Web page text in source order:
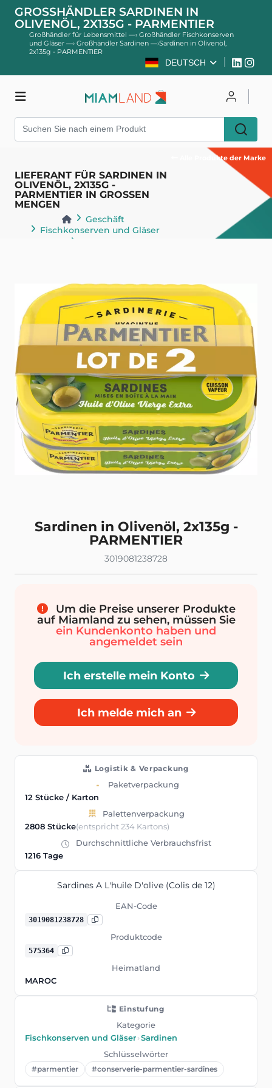
GROSSHÄNDLER SARDINEN IN O
LIVENÖL, 2X135G - PARMENTIER
Großhändler für Lebensmittel —› Großhändler Fischkonserven
und Gläser —› Großhändler Sardinen —›Sardinen in Olivenöl,
2x135g - PARMENTIER
DEUTSCH
LIEFERANT FÜR SARDINEN IN
OLIVENÖL, 2X135G -
PARMENTIER IN GROSSEN
MENGEN
Geschäft
Fischkonserven und Gläser
Alle Produkte der Marke
Sardinen in Olivenöl, 2x135g -
PARMENTIER
3019081238728
Um die Preise unserer Produkte
auf Miamland zu sehen, müssen Sie
ein Kundenkonto haben und
angemeldet sein
Ich erstelle mein Konto
Ich melde mich an
Logistik & Verpackung
Paketverpackung
12 Stücke / Karton
Palettenverpackung
2808 Stücke(entspricht 234 Kartons)
Durchschnittliche Verbrauchsfrist
1216 Tage
Sardines A L'huile D'olive (Colis de 12)
EAN-Code
3019081238728
Produktcode
575364
Heimatland
MAROC
Einstufung
Kategorie
Fischkonserven und Gläser›Sardinen
Schlüsselwörter
#parmentier #conserverie-parmentier-sardines